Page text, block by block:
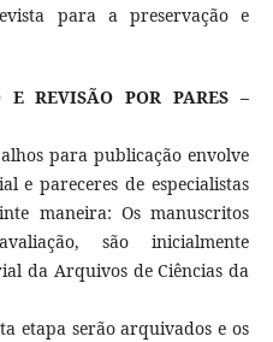
para a preservação e
E REVISÃO POR PARES –
para publicação envolve
e pareceres de especialistas
maneira: Os manuscritos
são inicialmente
da Arquivos de Ciências da
etapa serão arquivados e os